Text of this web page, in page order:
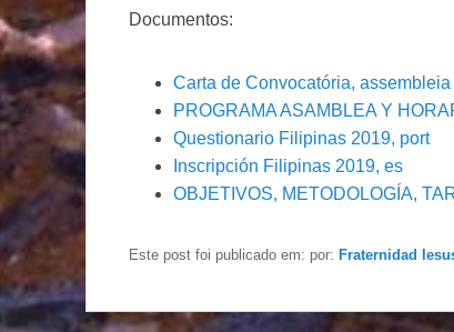
Documentos:
Carta de Convocatória,
PROGRAMA ASAMBLEA Y
Questionario Filipinas 2019, port
Inscripción Filipinas 2019, es
OBJETIVOS, METODOLOGÍA,
Este post foi publicado em: por: Fraternidad